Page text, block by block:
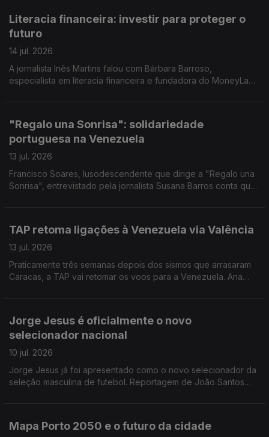
Literacia financeira: investir para proteger o
futuro
14 jul. 2026
A jornalista Inês Martins falou com Bárbara Barroso,
especialista em literacia financeira e fundadora do MoneyLab,
"Regalo una Sonrisa": solidariedade
portuguesa na Venezuela
13 jul. 2026
Francisco Soares, lusodescendente que dirige a "Regalo una
Sonrisa", entrevistado pela jornalista Susana Barros conta que
TAP retoma ligações à Venezuela via Valência
13 jul. 2026
Praticamente três semanas depois dos sismos que arrasaram
Caracas, a TAP vai retomar os voos para a Venezuela. Ana
Jorge Jesus é oficialmente o novo
selecionador nacional
10 jul. 2026
Jorge Jesus já foi apresentado como o novo selecionador da
seleção masculina de futebol. Reportagem de João Santos
Mapa Porto 2050 e o futuro da cidade